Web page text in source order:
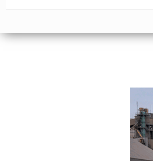
Email
Estoy de acuerdo con las